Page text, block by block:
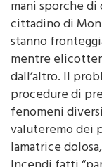
cittadino di
stanno
mentre
dall’altro. Il
procedure di
fenomeni
valuteremo dei
lamatrice
Incendi fatti